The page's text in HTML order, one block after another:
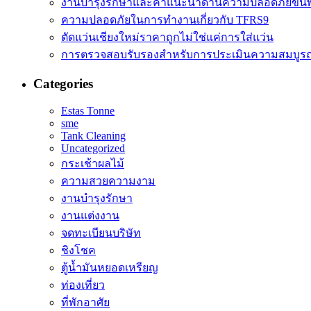
งานบำรุงรักษาและคำแนะนำด้านความปลอดภัยขั้น
ความปลอดภัยในการทำงานเกี่ยวกับ TFRS9
ตัดแว่นเชียงใหม่ราคาถูกไม่ใช่แค่การใส่แว่น
การตรวจสอบรับรองสำหรับการประเมินความสมบู
Categories
Estas Tonne
sme
Tank Cleaning
Uncategorized
กระเช้าผลไม้
ความสวยความงาม
งานบำรุงรักษา
งานแต่งงาน
จดทะเบียนบริษัท
ชิงโชค
ตู้น้ำมันหยอดเหรียญ
ท่องเที่ยว
ที่พักอาศัย